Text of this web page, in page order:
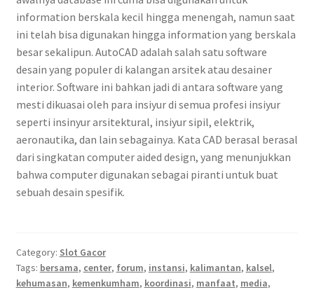
information berskala kecil hingga menengah, namun saat
ini telah bisa digunakan hingga information yang berskala
besar sekalipun. AutoCAD adalah salah satu software
desain yang populer di kalangan arsitek atau desainer
interior. Software ini bahkan jadi di antara software yang
mesti dikuasai oleh para insiyur di semua profesi insiyur
seperti insinyur arsitektural, insiyur sipil, elektrik,
aeronautika, dan lain sebagainya. Kata CAD berasal berasal
dari singkatan computer aided design, yang menunjukkan
bahwa computer digunakan sebagai piranti untuk buat
sebuah desain spesifik.
Category: Slot Gacor
Tags: bersama, center, forum, instansi, kalimantan, kalsel,
kehumasan, kemenkumham, koordinasi, manfaat, media,